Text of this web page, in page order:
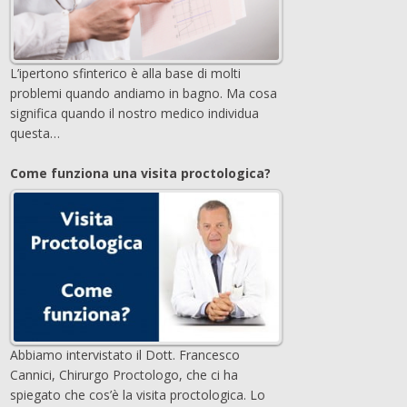
L’ipertono sfinterico è alla base di molti
problemi quando andiamo in bagno. Ma cosa
significa quando il nostro medico individua
questa…
Come funziona una visita proctologica?
Abbiamo intervistato il Dott. Francesco
Cannici, Chirurgo Proctologo, che ci ha
spiegato che cos’è la visita proctologica. Lo